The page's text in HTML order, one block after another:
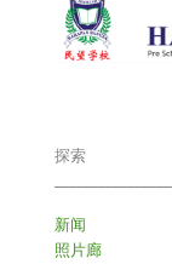
探索
新闻
照片廊